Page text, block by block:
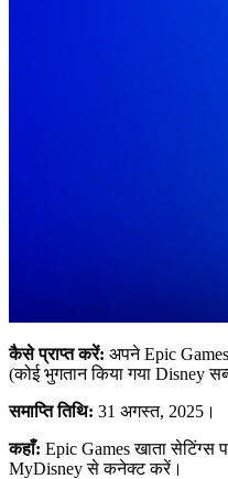
कैसे प्राप्त करें: अपने Epic
(कोई भुगतान किया गया Disney
समाप्ति तिथि: 31 अगस्त, 2025।
कहाँ: Epic Games खाता
MyDisney से कनेक्ट करें।